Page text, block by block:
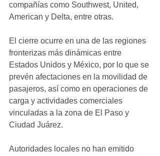
compañías como Southwest, United,
American y Delta, entre otras.
El cierre ocurre en una de las regiones
fronterizas más dinámicas entre
Estados Unidos y México, por lo que se
prevén afectaciones en la movilidad de
pasajeros, así como en operaciones de
carga y actividades comerciales
vinculadas a la zona de El Paso y
Ciudad Juárez.
Autoridades locales no han emitido